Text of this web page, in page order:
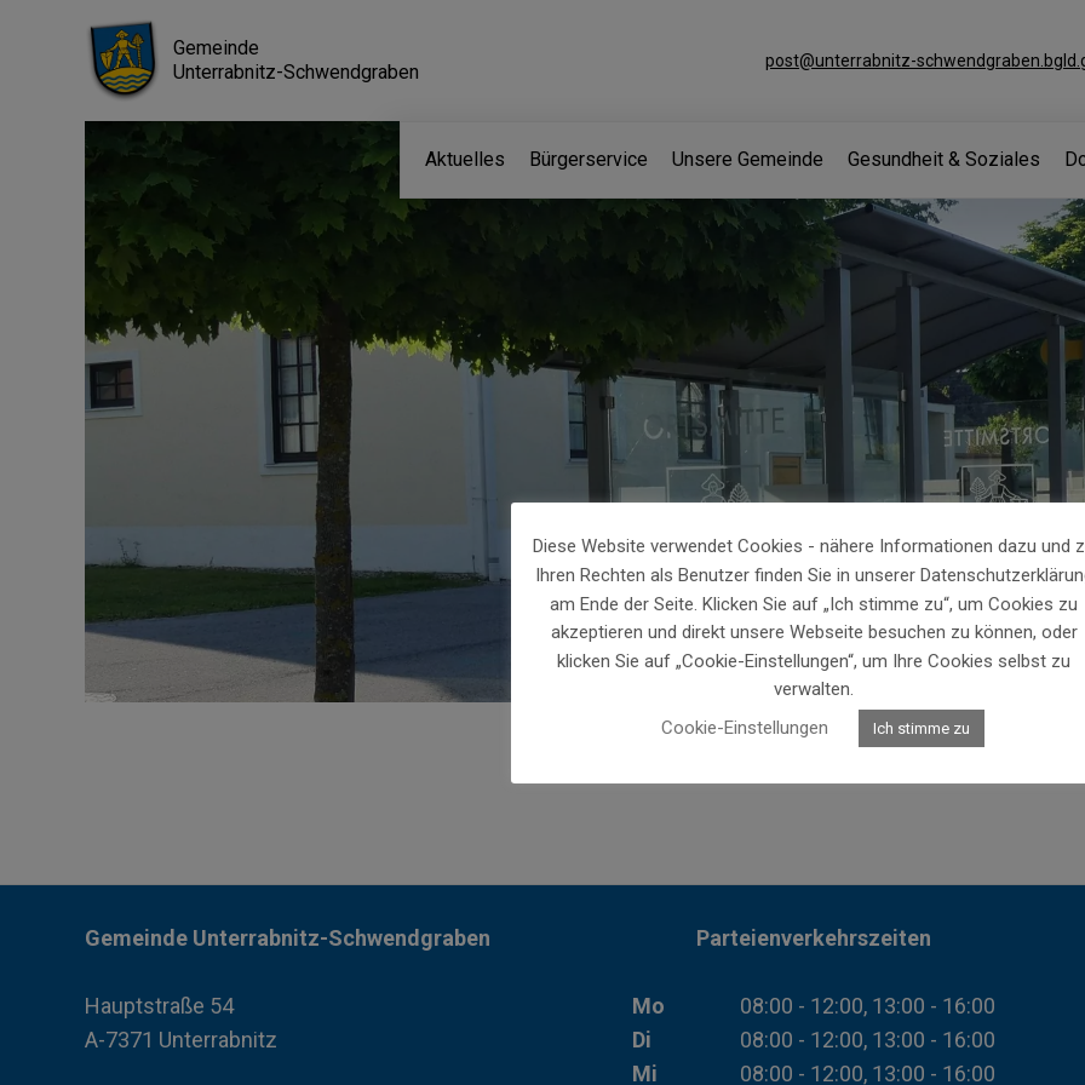
Gemeinde
Unterrabnitz-Schwendgraben
post@unterrabnitz-
Aktuelles Bürgerservice Unsere Gemeinde Gesundheit & Soziales
Gemeinde Unterrabnitz-Schwendgraben
Hauptstraße 54
A-7371 Unterrabnitz
Parteienverkehrszeiten
Mo
08:00 - 12:00, 13:00 - 16:00
Di
08:00 - 12:00, 13:00 - 16:00
Mi
08:00 - 12:00, 13:00 - 16:00
Diese Website verwendet Cookies - nähere Informationen dazu und
Ihren Rechten als Benutzer finden Sie in unserer
am Ende der Seite. Klicken Sie auf „Ich stimme zu“, um Cookies zu
akzeptieren und direkt unsere Webseite besuchen zu können, oder
klicken Sie auf „Cookie-Einstellungen“, um Ihre Cookies selbst zu
verwalten.
Cookie-Einstellungen
Ich stimme zu